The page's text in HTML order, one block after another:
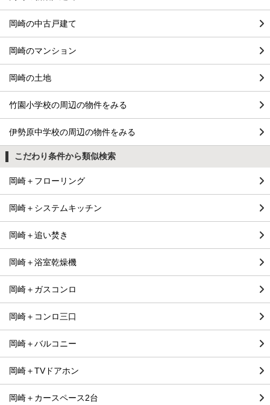
岡崎の中古戸建て
岡崎のマンション
岡崎の土地
竹園小学校の周辺の物件をみる
伊勢原中学校の周辺の物件をみる
こだわり条件から類似検索
岡崎＋フローリング
岡崎＋システムキッチン
岡崎＋追い焚き
岡崎＋浴室乾燥機
岡崎＋ガスコンロ
岡崎＋コンロ三口
岡崎＋バルコニー
岡崎＋TVドアホン
岡崎＋カースペース2台